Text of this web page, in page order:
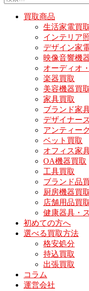
買取商品
生活家電買取
インテリア
デザイン家
映像音響機
オーディオ
楽器買取
美容機器買取
家具買取
ブランド家
デザイナー
アンティー
ベット買取
オフィス家
OA機器買取
工具買取
ブランド品
厨房機器買取
店舗用品買取
健康器具・
初めての方へ
選べる買取方法
格安処分
持込買取
出張買取
コラム
運営会社